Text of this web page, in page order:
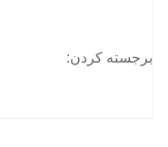
برجسته کردن: